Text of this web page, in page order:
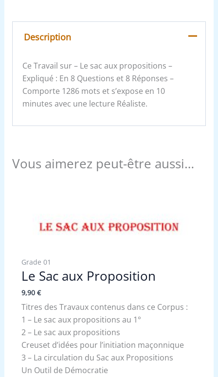
Description
Ce Travail sur – Le sac aux propositions –
Expliqué : En 8 Questions et 8 Réponses –
Comporte 1286 mots et s’expose en 10
minutes avec une lecture Réaliste.
Vous aimerez peut-être aussi…
Grade 01
Le Sac aux Proposition
9,90 €
Titres des Travaux contenus dans ce Corpus :
1 – Le sac aux propositions au 1°
2 – Le sac aux propositions
Creuset d’idées pour l’initiation maçonnique
3 – La circulation du Sac aux Propositions
Un Outil de Démocratie